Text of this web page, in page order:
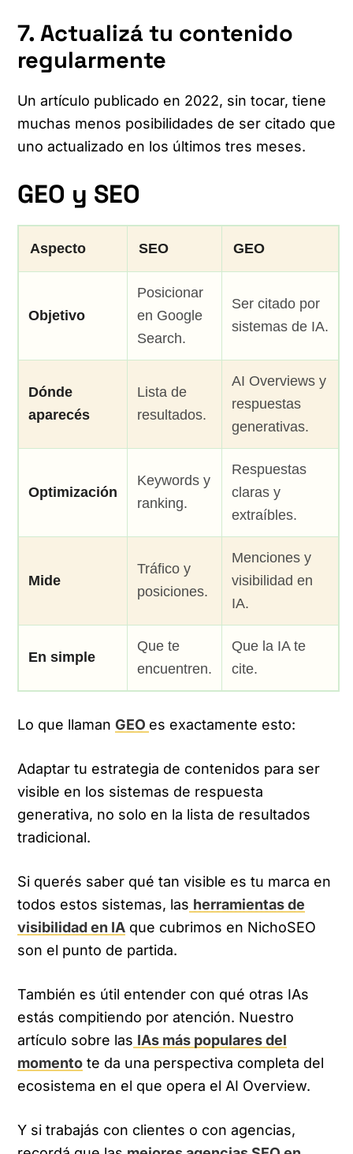
7. Actualizá tu contenido
regularmente
Un artículo publicado en 2022, sin tocar, tiene
muchas menos posibilidades de ser citado que
uno actualizado en los últimos tres meses.
GEO y SEO
Aspecto SEO GEO
Objetivo
Posicionar
en Google
Search.
Ser citado por
sistemas de IA.
Dónde
aparecés
Lista de
resultados.
AI Overviews y
respuestas
generativas.
Optimización
Keywords y
ranking.
Respuestas
claras y
extraíbles.
Mide
Tráfico y
posiciones.
Menciones y
visibilidad en
IA.
En simple
Que te
encuentren.
Que la IA te
cite.
Lo que llaman GEO es exactamente esto:
Adaptar tu estrategia de contenidos para ser
visible en los sistemas de respuesta
generativa, no solo en la lista de resultados
tradicional.
Si querés saber qué tan visible es tu marca en
todos estos sistemas, las herramientas de
visibilidad en IA que cubrimos en NichoSEO
son el punto de partida.
También es útil entender con qué otras IAs
estás compitiendo por atención. Nuestro
artículo sobre las IAs más populares del
momento te da una perspectiva completa del
ecosistema en el que opera el AI Overview.
Y si trabajás con clientes o con agencias,